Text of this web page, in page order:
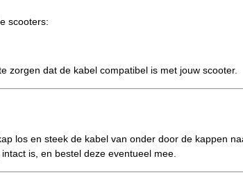
scooters:
zorgen dat de kabel compatibel is met jouw scooter.
los en steek de kabel van onder door de kappen
is, en bestel deze eventueel mee.